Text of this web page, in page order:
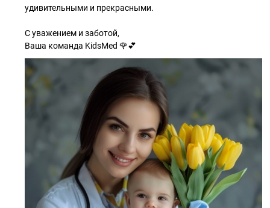
удивительными и прекрасными.
С уважением и заботой,
Ваша команда KidsMed 🌹💕